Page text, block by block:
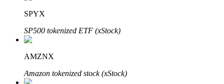
Изучите стейкинг
SPYX
SP500 tokenized ETF (xStock)
AMZNX
Amazon tokenized stock (xStock)